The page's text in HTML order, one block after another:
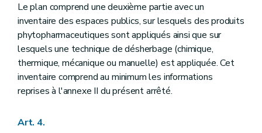
Le plan comprend une deuxième partie avec un
inventaire des espaces publics, sur lesquels des produits
phytopharmaceutiques sont appliqués ainsi que sur
lesquels une technique de désherbage (chimique,
thermique, mécanique ou manuelle) est appliquée. Cet
inventaire comprend au minimum les informations
reprises à l'annexe II du présent arrêté.
Art. 4.